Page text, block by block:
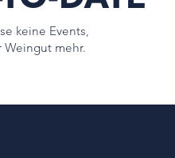
keine Events,
mehr.